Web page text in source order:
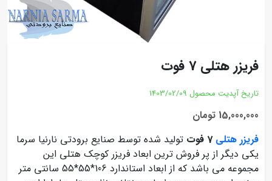
فریزر هتلی 7 فوت
تاریخ آپدیت محصول 1403/02/09
15,000,000 تومان
فریزر هتلی 7 فوت
تولید شده توسط صنایع برودتی نارنیا سرما
یکی دیگر از پر فروش ترین ابعاد فریزر کوچک هتلی این
مجموعه می باشد که از ابعاد استاندارد 106*55*55 سانتی متر